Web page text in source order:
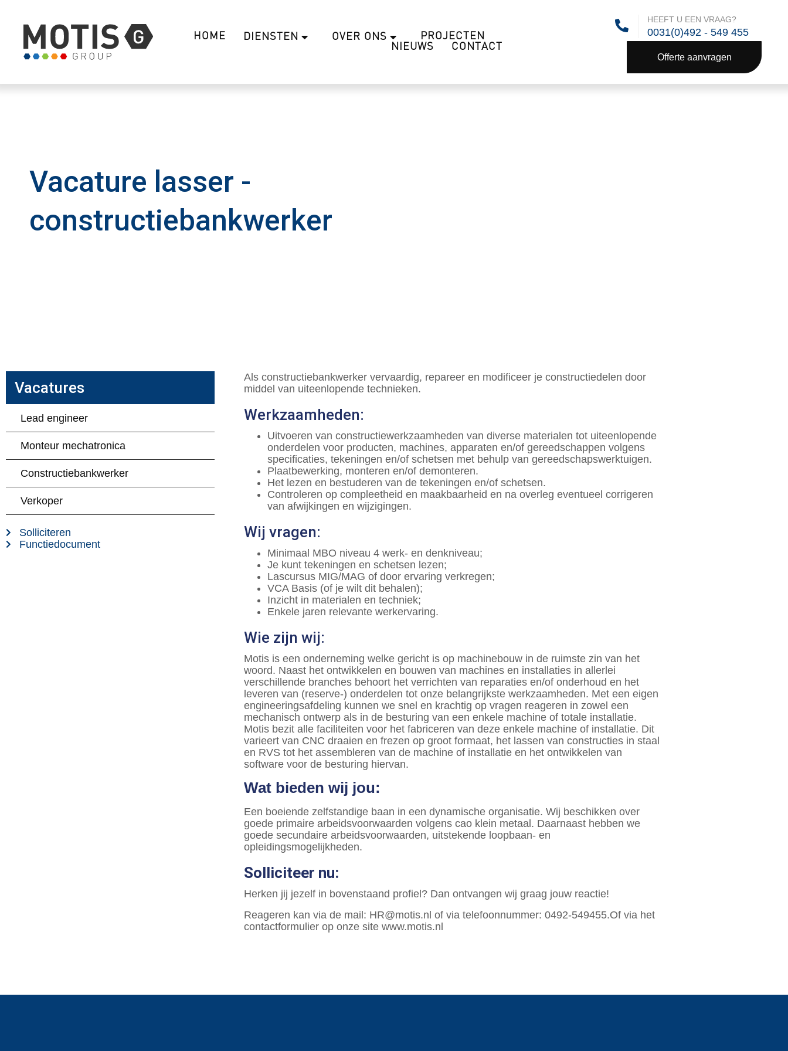
HOME DIENSTEN OVER ONS
PROJECTEN
NIEUWS
CONTACT
HEEFT U EEN VRAAG?
0031(0)492 - 549 455
Offerte aanvragen
Vacature lasser -
constructiebankwerker
Vacatures
Lead engineer
Monteur mechatronica
Constructiebankwerker
Verkoper
Solliciteren
Functiedocument
Als constructiebankwerker vervaardig, repareer en modificeer je constructiedelen door
middel van uiteenlopende technieken.
Werkzaamheden:
Uitvoeren van constructiewerkzaamheden van diverse materialen tot uiteenlopende
onderdelen voor producten, machines, apparaten en/of gereedschappen volgens
specificaties, tekeningen en/of schetsen met behulp van gereedschapswerktuigen.
Plaatbewerking, monteren en/of demonteren.
Het lezen en bestuderen van de tekeningen en/of schetsen.
Controleren op compleetheid en maakbaarheid en na overleg eventueel corrigeren
van afwijkingen en wijzigingen.
Wij vragen:
Minimaal MBO niveau 4 werk- en denkniveau;
Je kunt tekeningen en schetsen lezen;
Lascursus MIG/MAG of door ervaring verkregen;
VCA Basis (of je wilt dit behalen);
Inzicht in materialen en techniek;
Enkele jaren relevante werkervaring.
Wie zijn wij:
Motis is een onderneming welke gericht is op machinebouw in de ruimste zin van het
woord. Naast het ontwikkelen en bouwen van machines en installaties in allerlei
verschillende branches behoort het verrichten van reparaties en/of onderhoud en het
leveren van (reserve-) onderdelen tot onze belangrijkste werkzaamheden. Met een eigen
engineeringsafdeling kunnen we snel en krachtig op vragen reageren in zowel een
mechanisch ontwerp als in de besturing van een enkele machine of totale installatie.
Motis bezit alle faciliteiten voor het fabriceren van deze enkele machine of installatie. Dit
varieert van CNC draaien en frezen op groot formaat, het lassen van constructies in staal
en RVS tot het assembleren van de machine of installatie en het ontwikkelen van
software voor de besturing hiervan.
Wat bieden wij jou:
Een boeiende zelfstandige baan in een dynamische organisatie. Wij beschikken over
goede primaire arbeidsvoorwaarden volgens cao klein metaal. Daarnaast hebben we
goede secundaire arbeidsvoorwaarden, uitstekende loopbaan- en
opleidingsmogelijkheden.
Solliciteer nu:
Herken jij jezelf in bovenstaand profiel? Dan ontvangen wij graag jouw reactie!
Reageren kan via de mail: HR@motis.nl of via telefoonnummer: 0492-549455.Of via het
contactformulier op onze site www.motis.nl